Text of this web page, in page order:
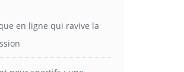
en ligne qui ravive la